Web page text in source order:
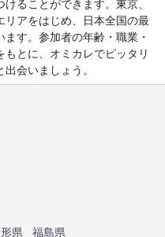
ることができます。東京、
リアをはじめ、日本全国の最
す。参加者の年齢・職業・
とに、オミカレでピッタリ
会いましょう。
県 福島県